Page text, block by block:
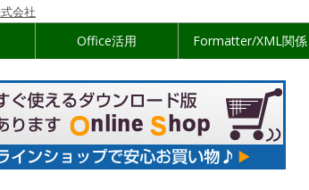
会社
Office活用 Formatter/XML関係